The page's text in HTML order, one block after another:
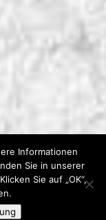
Impressum
Informationen
Sie in unserer
Sie auf „OK“,